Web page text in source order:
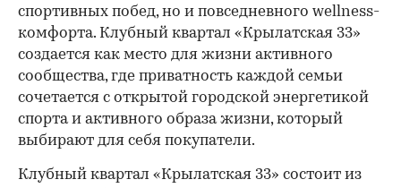
спортивных побед, но и повседневного wellness-
комфорта. Клубный квартал «Крылатская 33»
создается как место для жизни активного
сообщества, где приватность каждой семьи
сочетается с открытой городской энергетикой
спорта и активного образа жизни, который
выбирают для себя покупатели.
Клубный квартал «Крылатская 33» состоит из